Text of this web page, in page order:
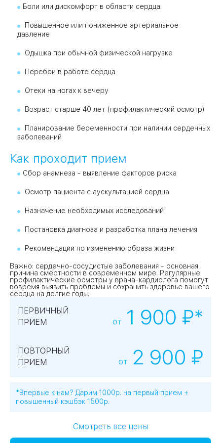
Боли или дискомфорт в области сердца
Повышенное или пониженное артериальное
давление
Одышка при обычной физической нагрузке
Перебои в работе сердца
Отеки на ногах к вечеру
Возраст старше 40 лет (профилактический осмотр)
Планирование беременности при наличии сердечных
заболеваний
Как проходит прием
Сбор анамнеза - выявление факторов риска
Осмотр пациента с аускультацией сердца
Назначение необходимых исследований
Постановка диагноза и разработка плана лечения
Рекомендации по изменению образа жизни
Важно: сердечно-сосудистые заболевания - основная
причина смертности в современном мире. Регулярные
профилактические осмотры у врача-кардиолога помогут
вовремя выявить проблемы и сохранить здоровье вашего
сердца на долгие годы.
ПЕРВИЧНЫЙ
ПРИЕМ
от 1 900 ₽*
ПОВТОРНЫЙ
ПРИЕМ
от 2 900 ₽
*Впервые к нам? Дарим 1000р. на первый прием +
повышенный кэшбэк 1500р.
Смотреть все цены